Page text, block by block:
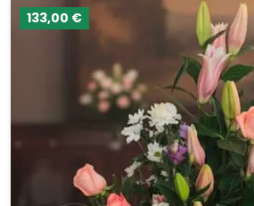
133,00 €